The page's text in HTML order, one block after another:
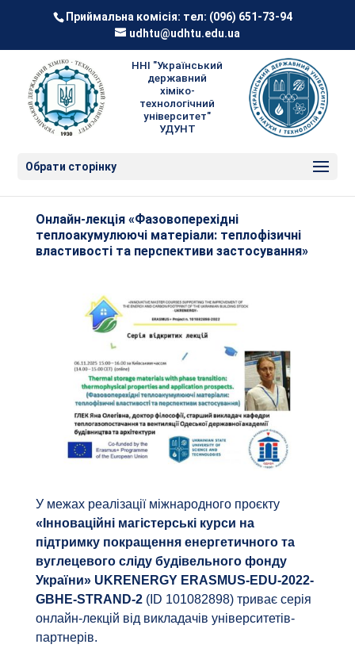
Приймальна комісія: тел: (096) 651-73-94
udhtu@udhtu.edu.ua
ННІ "Український
державний
хіміко-
технологічний
університет"
УДУНТ
Обрати сторінку
Онлайн-лекція «Фазовоперехідні
теплоакумулюючі матеріали: теплофізичні
властивості та перспективи застосування»
У межах реалізації міжнародного проєкту
«Інноваційні магістерські курси на
підтримку покращення енергетичного та
вуглецевого сліду будівельного фонду
України» UKRENERGY ERASMUS-EDU-2022-
GBHE-STRAND-2(ID 101082898) триває серія
онлайн-лекцій від викладачів університетів-
партнерів.